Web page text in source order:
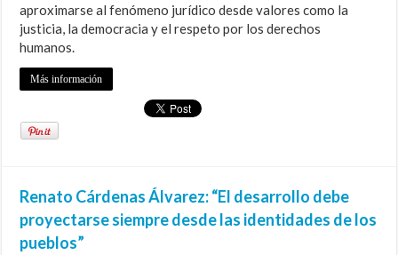
aproximarse al fenómeno jurídico desde valores como la
justicia, la democracia y el respeto por los derechos
humanos.
Más información
Renato Cárdenas Álvarez: “El desarrollo debe
proyectarse siempre desde las identidades de los
pueblos”